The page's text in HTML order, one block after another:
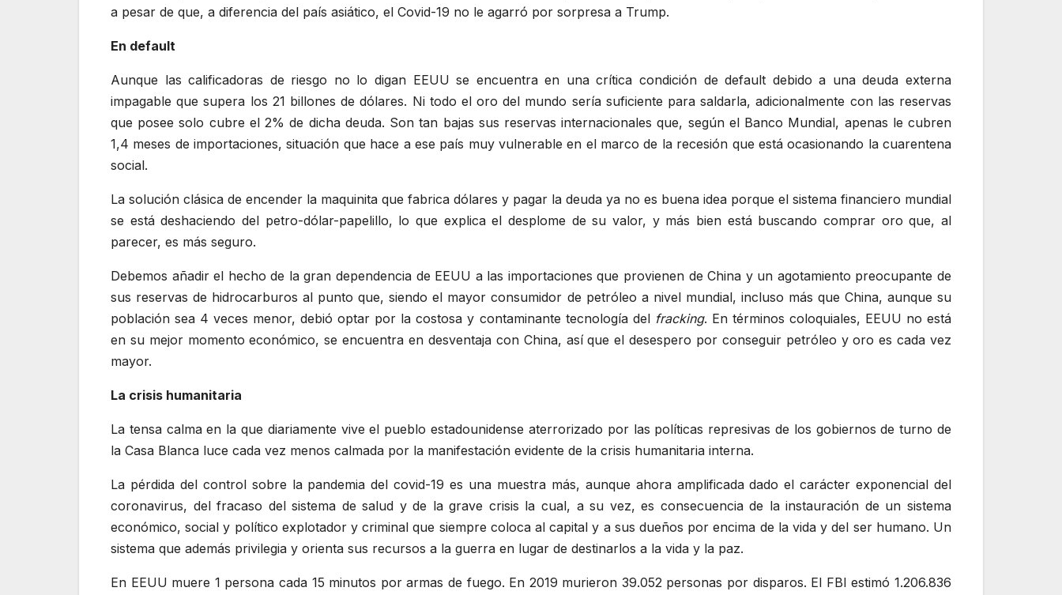
a pesar de que, a diferencia del país asiático, el Covid-19 no le agarró por sorpresa a Trump.
En default
Aunque las calificadoras de riesgo no lo digan EEUU se encuentra en una crítica condición de default debido a una deuda externa
impagable que supera los 21 billones de dólares. Ni todo el oro del mundo sería suficiente para saldarla, adicionalmente con las reservas
que posee solo cubre el 2% de dicha deuda. Son tan bajas sus reservas internacionales que, según el Banco Mundial, apenas le cubren
1,4 meses de importaciones, situación que hace a ese país muy vulnerable en el marco de la recesión que está ocasionando la cuarentena
social.
La solución clásica de encender la maquinita que fabrica dólares y pagar la deuda ya no es buena idea porque el sistema financiero mundial
se está deshaciendo del petro-dólar-papelillo, lo que explica el desplome de su valor, y más bien está buscando comprar oro que, al
parecer, es más seguro.
Debemos añadir el hecho de la gran dependencia de EEUU a las importaciones que provienen de China y un agotamiento preocupante de
sus reservas de hidrocarburos al punto que, siendo el mayor consumidor de petróleo a nivel mundial, incluso más que China, aunque su
población sea 4 veces menor, debió optar por la costosa y contaminante tecnología del fracking. En términos coloquiales, EEUU no está
en su mejor momento económico, se encuentra en desventaja con China, así que el desespero por conseguir petróleo y oro es cada vez
mayor.
La crisis humanitaria
La tensa calma en la que diariamente vive el pueblo estadounidense aterrorizado por las políticas represivas de los gobiernos de turno de
la Casa Blanca luce cada vez menos calmada por la manifestación evidente de la crisis humanitaria interna.
La pérdida del control sobre la pandemia del covid-19 es una muestra más, aunque ahora amplificada dado el carácter exponencial del
coronavirus, del fracaso del sistema de salud y de la grave crisis la cual, a su vez, es consecuencia de la instauración de un sistema
económico, social y político explotador y criminal que siempre coloca al capital y a sus dueños por encima de la vida y del ser humano. Un
sistema que además privilegia y orienta sus recursos a la guerra en lugar de destinarlos a la vida y la paz.
En EEUU muere 1 persona cada 15 minutos por armas de fuego. En 2019 murieron 39.052 personas por disparos. El FBI estimó 1.206.836